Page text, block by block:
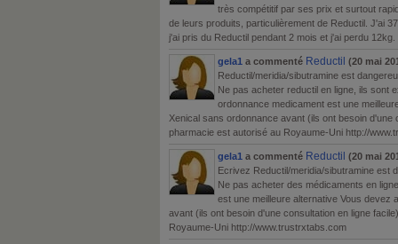
très compétitif par ses prix et surtout
de leurs produits, particulièrement de Reductil. J'ai
j'ai pris du Reductil pendant 2 mois et j'ai perdu 12kg.
gela1 a commenté Reductil (20 mai
Reductil/meridia/sibutramine est
Ne pas acheter reductil en ligne, ils sont
ordonnance medicament est une
Xenical sans ordonnance avant (ils ont besoin d'une
pharmacie est autorisé au Royaume-Uni http://
gela1 a commenté Reductil (20 mai
Ecrivez Reductil/meridia/sibutramine est
Ne pas acheter des médicaments en
est une meilleure alternative Vous devez
avant (ils ont besoin d'une consultation en ligne
Royaume-Uni http://www.trustrxtabs.com